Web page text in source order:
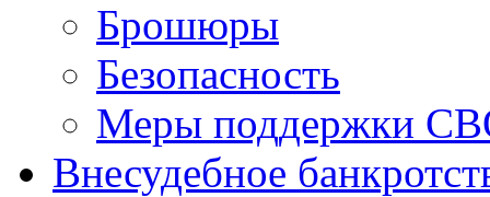
Брошюры
Безопасность
Меры поддержки
Внесудебное